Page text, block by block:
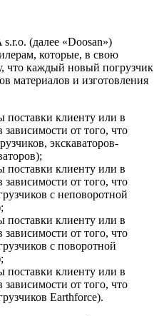
(далее «Doosan»)
которые, в свою
что каждый новый погрузчик
материалов и изготовления
поставки клиенту или в
зависимости от того, что
экскаваторов-
поставки клиенту или в
зависимости от того, что
с неповоротной
поставки клиенту или в
зависимости от того, что
с поворотной
поставки клиенту или в
зависимости от того, что
Earthforce).